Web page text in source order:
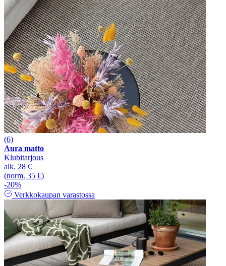
(6)
Aura matto
Klubitarjous
alk. 28 €
(norm. 35 €)
-20%
Verkkokaupan varastossa